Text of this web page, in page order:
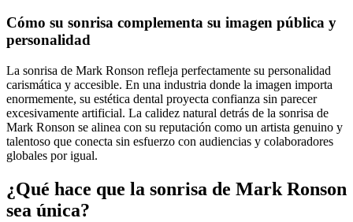
Cómo su sonrisa complementa su imagen pública y
personalidad
La sonrisa de Mark Ronson refleja perfectamente su personalidad
carismática y accesible. En una industria donde la imagen importa
enormemente, su estética dental proyecta confianza sin parecer
excesivamente artificial. La calidez natural detrás de la sonrisa de
Mark Ronson se alinea con su reputación como un artista genuino y
talentoso que conecta sin esfuerzo con audiencias y colaboradores
globales por igual.
¿Qué hace que la sonrisa de Mark Ronson
sea única?